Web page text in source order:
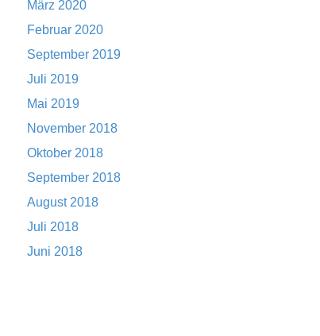
März 2020
Februar 2020
September 2019
Juli 2019
Mai 2019
November 2018
Oktober 2018
September 2018
August 2018
Juli 2018
Juni 2018